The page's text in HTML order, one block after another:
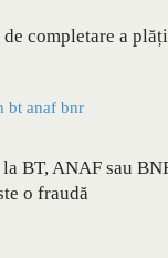
completare a
BT, ANAF sau
o fraudă